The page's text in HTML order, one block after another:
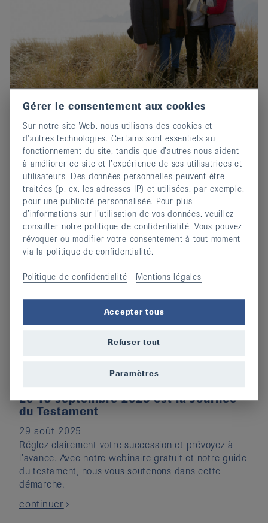
maintenant !
02 octobre 2025
Invitation au concours d'écriture de EULAR.
continuer
Le 13 septembre 2025 est la Journée
du Testament
29 août 2025
Réglez clairement votre succession et prévoyez à
l’avance. Avec notre webinaire gratuit et notre guide
du testament, nous vous soutenons dans cette
démarche.
continuer
Gérer le consentement aux cookies
Sur notre site Web, nous utilisons des cookies et
d’autres technologies. Certains sont essentiels au
fonctionnement du site, tandis que d’autres nous aident
à améliorer ce site et l’expérience de ses utilisatrices et
utilisateurs. Des données personnelles peuvent être
traitées (p. ex. les adresses IP) et utilisées, par exemple,
pour une publicité personnalisée. Pour plus
d’informations sur l’utilisation de vos données, veuillez
consulter notre politique de confidentialité. Vous pouvez
révoquer ou modifier votre consentement à tout moment
via la politique de confidentialité.
Politique de confidentialité Mentions légales
Accepter tous
Refuser tout
Paramètres